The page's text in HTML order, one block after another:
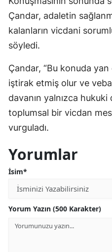
Çandar, adaletin
kalanların vicdani
söyledi.
Çandar, “Bu konuda
iştirak etmiş olur ve
davanın yalnızca hukuki
toplumsal bir vicdan
vurguladı.
Yorumlar
İsim*
Yorum Yazın (500 Karakter)